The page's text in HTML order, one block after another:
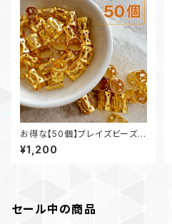
お得な【50個】ブレイズビーズ
ヘアアクセ 三つ編みリング ドレ
ッド コーンロウ ダンス
¥1,200
セール中の商品